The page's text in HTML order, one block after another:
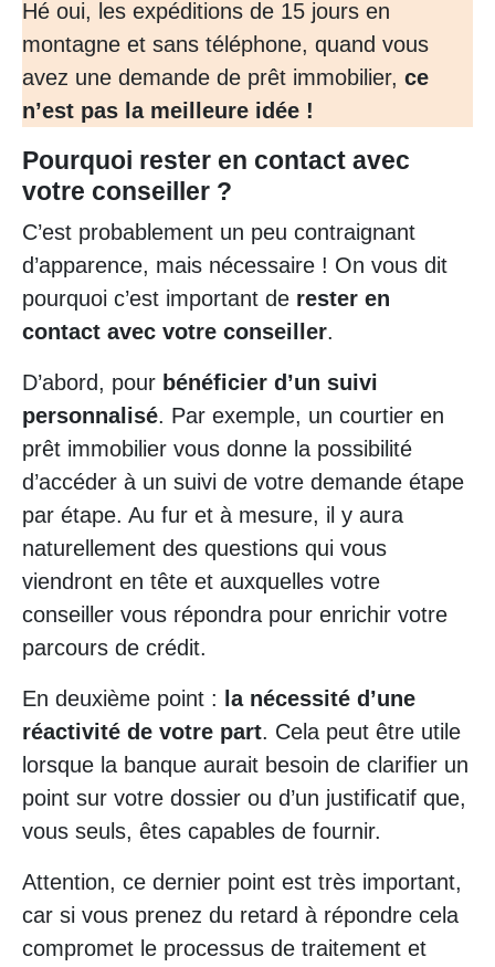
Hé oui, les expéditions de 15 jours en
montagne et sans téléphone, quand vous
avez une demande de prêt immobilier, ce
n’est pas la meilleure idée !
Pourquoi rester en contact avec
votre conseiller ?
C’est probablement un peu contraignant
d’apparence, mais nécessaire ! On vous dit
pourquoi c’est important de rester en
contact avec votre conseiller.
D’abord, pour bénéficier d’un suivi
personnalisé. Par exemple, un courtier en
prêt immobilier vous donne la possibilité
d’accéder à un suivi de votre demande étape
par étape. Au fur et à mesure, il y aura
naturellement des questions qui vous
viendront en tête et auxquelles votre
conseiller vous répondra pour enrichir votre
parcours de crédit.
En deuxième point : la nécessité d’une
réactivité de votre part. Cela peut être utile
lorsque la banque aurait besoin de clarifier un
point sur votre dossier ou d’un justificatif que,
vous seuls, êtes capables de fournir.
Attention, ce dernier point est très important,
car si vous prenez du retard à répondre cela
compromet le processus de traitement et